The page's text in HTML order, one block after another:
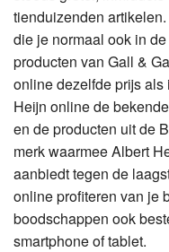
tienduizenden
die je normaal ook in
producten van Gall &
online dezelfde prijs
Heijn online de
en de producten uit de
merk waarmee Albert
aanbiedt tegen de
online profiteren van je
boodschappen ook
smartphone of tablet.